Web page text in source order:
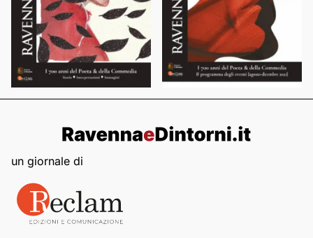
un giornale di